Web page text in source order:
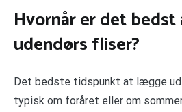
Hvornår er det
udendørs fliser?
Det bedste tidspunkt at lægge
typisk om foråret eller om